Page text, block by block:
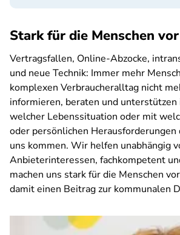
Stark für die Menschen
Vertragsfallen, Online-Abzocke,
und neue Technik: Immer mehr
komplexen Verbraucheralltag nicht
informieren, beraten und
welcher Lebenssituation oder mit
oder persönlichen Herausforderungen
uns kommen. Wir helfen unabhängig
Anbieterinteressen, fachkompetent
machen uns stark für die Menschen
damit einen Beitrag zur kommunalen